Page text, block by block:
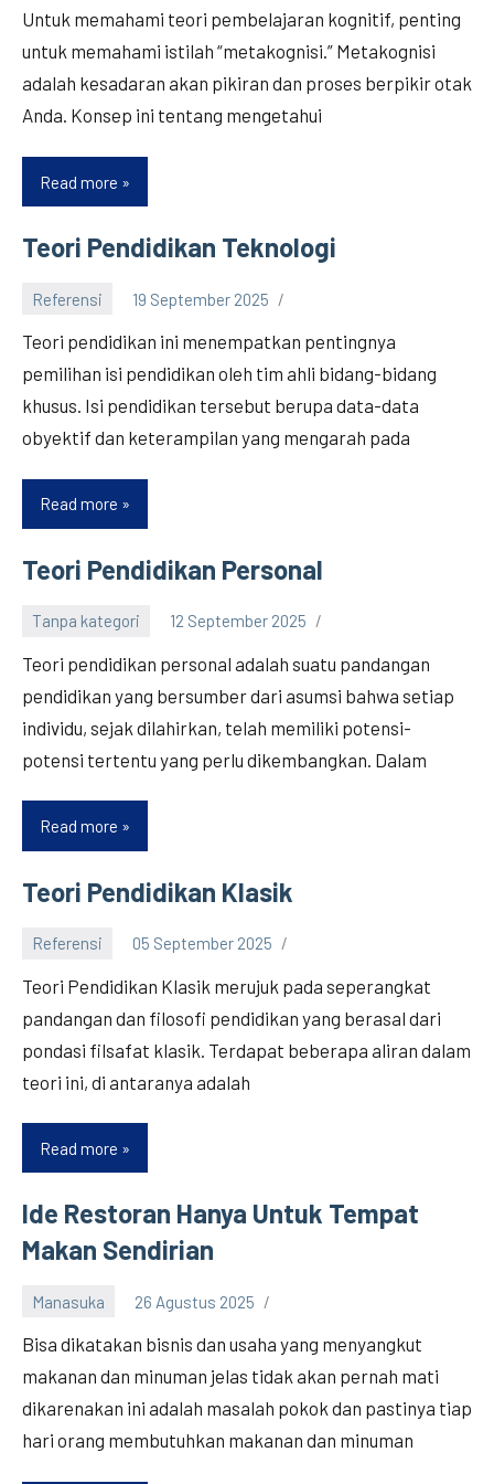
Untuk memahami teori pembelajaran kognitif, penting
untuk memahami istilah “metakognisi.” Metakognisi
adalah kesadaran akan pikiran dan proses berpikir otak
Anda. Konsep ini tentang mengetahui
Read more Teori
Pembelajaran
Kognitif
Teori Pendidikan Teknologi
Referensi 19 September 2025
Teori pendidikan ini menempatkan pentingnya
pemilihan isi pendidikan oleh tim ahli bidang-bidang
khusus. Isi pendidikan tersebut berupa data-data
obyektif dan keterampilan yang mengarah pada
Read more Teori
Pendidikan
Teknologi
Teori Pendidikan Personal
Tanpa kategori 12 September 2025
Teori pendidikan personal adalah suatu pandangan
pendidikan yang bersumber dari asumsi bahwa setiap
individu, sejak dilahirkan, telah memiliki potensi-
potensi tertentu yang perlu dikembangkan. Dalam
Read more Teori
Pendidikan
Personal
Teori Pendidikan Klasik
Referensi 05 September 2025
Teori Pendidikan Klasik merujuk pada seperangkat
pandangan dan filosofi pendidikan yang berasal dari
pondasi filsafat klasik. Terdapat beberapa aliran dalam
teori ini, di antaranya adalah
Read more Teori
Pendidikan
Klasik
Ide Restoran Hanya Untuk Tempat
Makan Sendirian
Manasuka 26 Agustus 2025
Bisa dikatakan bisnis dan usaha yang menyangkut
makanan dan minuman jelas tidak akan pernah mati
dikarenakan ini adalah masalah pokok dan pastinya tiap
hari orang membutuhkan makanan dan minuman